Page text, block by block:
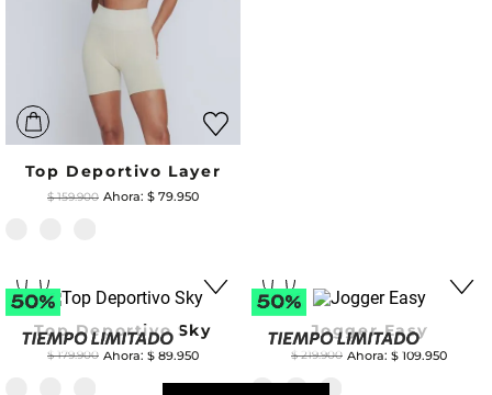
Top Deportivo Layer
$ 159.900 $ 79.950
Top Deportivo Sky
$ 179.900 $ 89.950
Jogger Easy
$ 219.900 $ 109.950